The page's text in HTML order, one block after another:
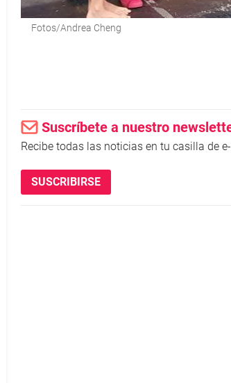
Fotos/Andrea Cheng
Suscríbete a nuestro
Recibe todas las noticias en tu casilla de
SUSCRIBIRSE